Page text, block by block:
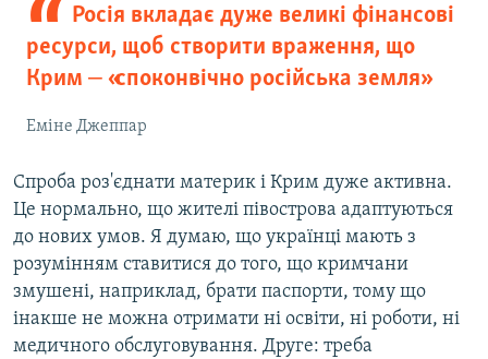
Росія вкладає дуже великі фінансові
ресурси, щоб створити враження, що
Крим ‒ «споконвічно російська земля»
Еміне Джеппар
Спроба роз'єднати материк і Крим дуже активна.
Це нормально, що жителі півострова адаптуються
до нових умов. Я думаю, що українці мають з
розумінням ставитися до того, що кримчани
змушені, наприклад, брати паспорти, тому що
інакше не можна отримати ні освіти, ні роботи, ні
медичного обслуговування. Друге: треба